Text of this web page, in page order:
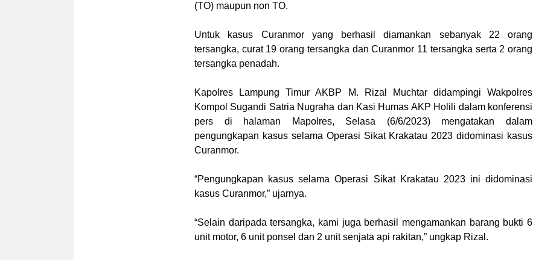
(TO) maupun non TO.
Untuk kasus Curanmor yang berhasil diamankan sebanyak 22 orang
tersangka, curat 19 orang tersangka dan Curanmor 11 tersangka serta 2 orang
tersangka penadah.
Kapolres Lampung Timur AKBP M. Rizal Muchtar didampingi Wakpolres
Kompol Sugandi Satria Nugraha dan Kasi Humas AKP Holili dalam konferensi
pers di halaman Mapolres, Selasa (6/6/2023) mengatakan dalam
pengungkapan kasus selama Operasi Sikat Krakatau 2023 didominasi kasus
Curanmor.
“Pengungkapan kasus selama Operasi Sikat Krakatau 2023 ini didominasi
kasus Curanmor,” ujarnya.
“Selain daripada tersangka, kami juga berhasil mengamankan barang bukti 6
unit motor, 6 unit ponsel dan 2 unit senjata api rakitan,” ungkap Rizal.